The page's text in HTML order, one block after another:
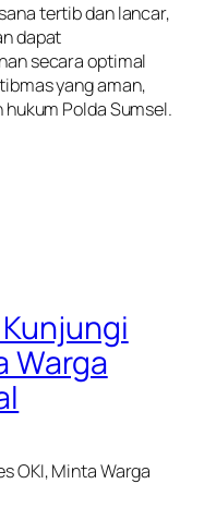
tertib dan lancar,
dapat
secara optimal
yang aman,
Polda Sumsel.
Warga
OKI, Minta Warga